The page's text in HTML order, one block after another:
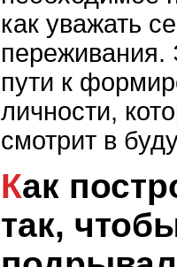
как уважать
пути к
личности,
смотрит в
Как построить критику
так,